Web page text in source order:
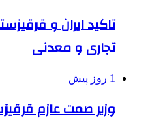
تاکید ایران و
تجاری و معدنی
1 روز پیش
وزیر صمت عازم